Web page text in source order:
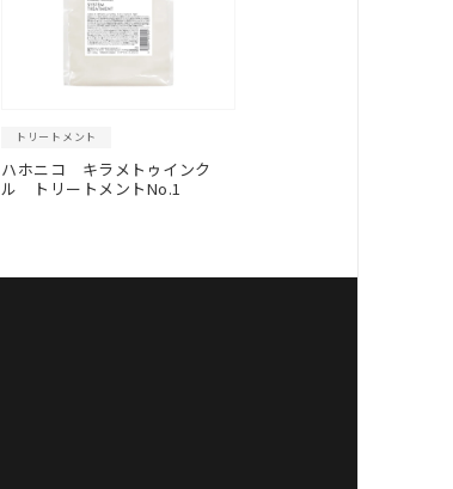
トリートメント
ハホニコ キラメトゥインク
ル トリートメントNo.1